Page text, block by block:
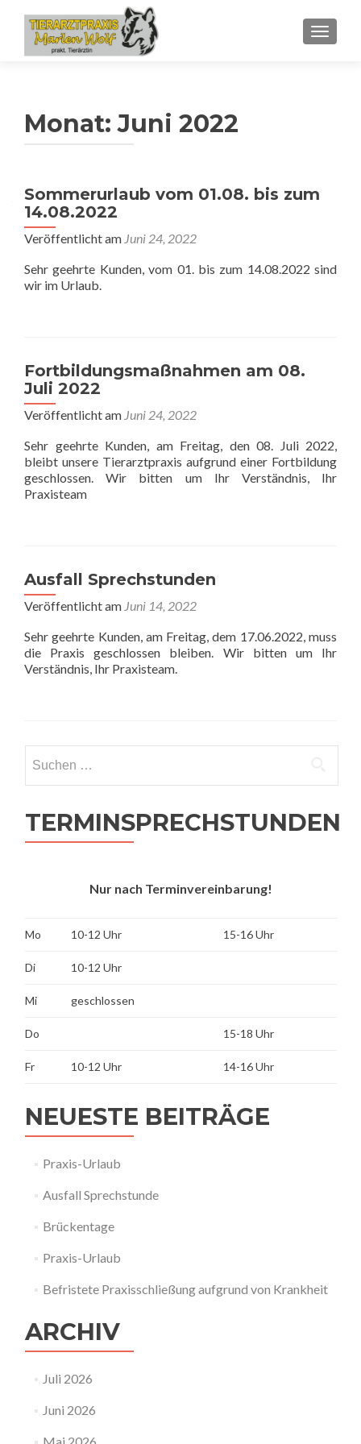
Monat:Juni 2022
Sommerurlaub vom 01.08. bis zum
14.08.2022
Veröffentlicht am Juni 24, 2022
Sehr geehrte Kunden, vom 01. bis zum 14.08.2022 sind
wir im Urlaub.
Fortbildungsmaßnahmen am 08.
Juli 2022
Veröffentlicht am Juni 24, 2022
Sehr geehrte Kunden, am Freitag, den 08. Juli 2022,
bleibt unsere Tierarztpraxis aufgrund einer Fortbildung
geschlossen. Wir bitten um Ihr Verständnis, Ihr
Praxisteam
Ausfall Sprechstunden
Veröffentlicht am Juni 14, 2022
Sehr geehrte Kunden, am Freitag, dem 17.06.2022, muss
die Praxis geschlossen bleiben. Wir bitten um Ihr
Verständnis, Ihr Praxisteam.
nach:
TERMINSPRECHSTUNDEN
Nur nach Terminvereinbarung!
Mo 10-12 Uhr 15-16 Uhr
Di 10-12 Uhr
Mi geschlossen
Do 15-18 Uhr
Fr 10-12 Uhr 14-16 Uhr
NEUESTE BEITRÄGE
Praxis-Urlaub
Ausfall Sprechstunde
Brückentage
Praxis-Urlaub
Befristete Praxisschließung aufgrund von Krankheit
ARCHIV
Juli 2026
Juni 2026